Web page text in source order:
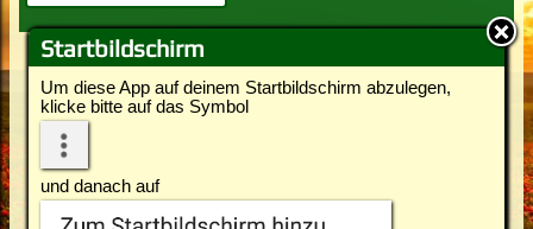
Startbildschirm
Um diese App auf deinem Startbildschirm abzulegen,
klicke bitte auf das Symbol
und danach auf